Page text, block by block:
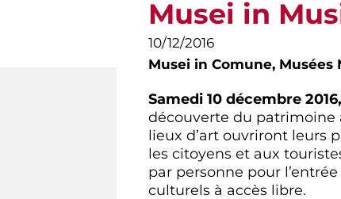
Musei in
10/12/2016
Musei in Comune, Musées
Samedi 10 décembre
découverte du patrimoine
lieux d’art ouvriront leurs
les citoyens et aux
par personne pour
culturels à accès libre.